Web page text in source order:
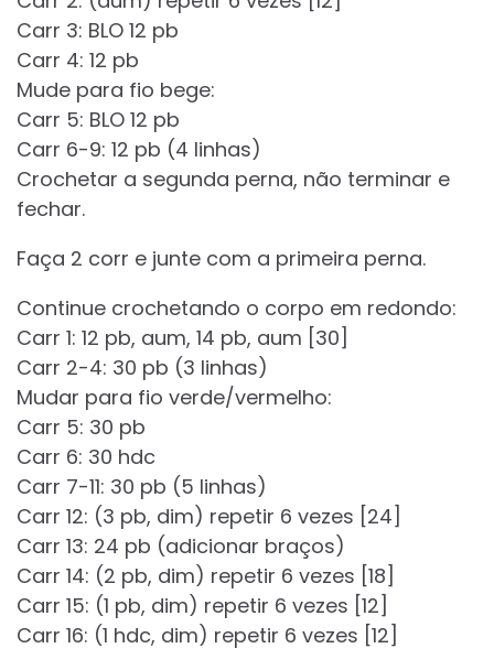
Carr 3: BLO 12 pb
Carr 4: 12 pb
Mude para fio bege:
Carr 5: BLO 12 pb
Carr 6-9: 12 pb (4 linhas)
Crochetar a segunda perna, não terminar e
fechar.
Faça 2 corr e junte com a primeira perna.
Continue crochetando o corpo em redondo:
Carr 1: 12 pb, aum, 14 pb, aum [30]
Carr 2-4: 30 pb (3 linhas)
Mudar para fio verde/vermelho:
Carr 5: 30 pb
Carr 6: 30 hdc
Carr 7-11: 30 pb (5 linhas)
Carr 12: (3 pb, dim) repetir 6 vezes [24]
Carr 13: 24 pb (adicionar braços)
Carr 14: (2 pb, dim) repetir 6 vezes [18]
Carr 15: (1 pb, dim) repetir 6 vezes [12]
Carr 16: (1 hdc, dim) repetir 6 vezes [12]